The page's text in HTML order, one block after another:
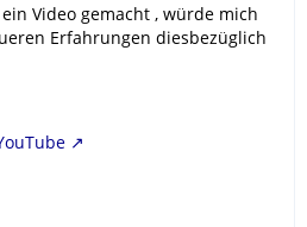
Video gemacht , würde mich
Erfahrungen diesbezüglich